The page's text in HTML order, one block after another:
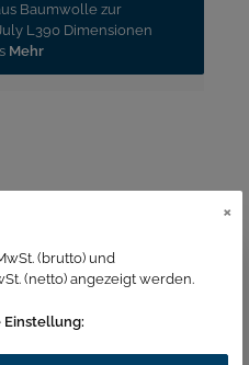
Baumwolle zur
L390 Dimensionen
Mehr
×
(brutto) und
(netto) angezeigt werden.
Einstellung: